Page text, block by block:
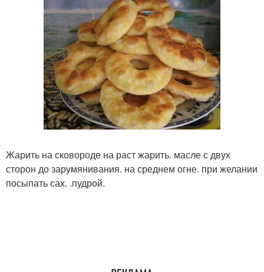
Жарить на сковороде на раст жарить. масле с двух
сторон до зарумянивания. на среднем огне. при желании
посыпать сах. .пудрой.